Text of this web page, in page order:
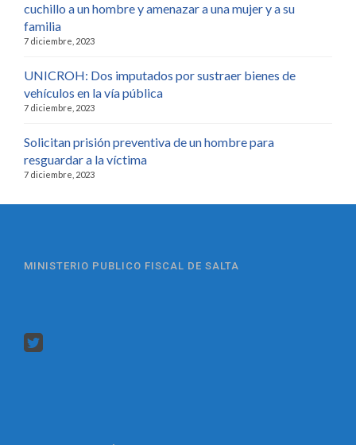
cuchillo a un hombre y amenazar a una mujer y a su
familia
7 diciembre, 2023
UNICROH: Dos imputados por sustraer bienes de
vehículos en la vía pública
7 diciembre, 2023
Solicitan prisión preventiva de un hombre para
resguardar a la víctima
7 diciembre, 2023
MINISTERIO PUBLICO FISCAL DE SALTA